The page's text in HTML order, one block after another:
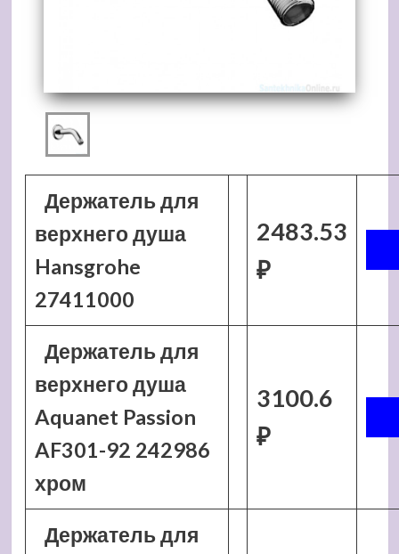
Держатель для
верхнего душа
Hansgrohe
27411000
2483.53
₽
Держатель для
верхнего душа
Aquanet Passion
AF301-92 242986
хром
3100.6
₽
Держатель для